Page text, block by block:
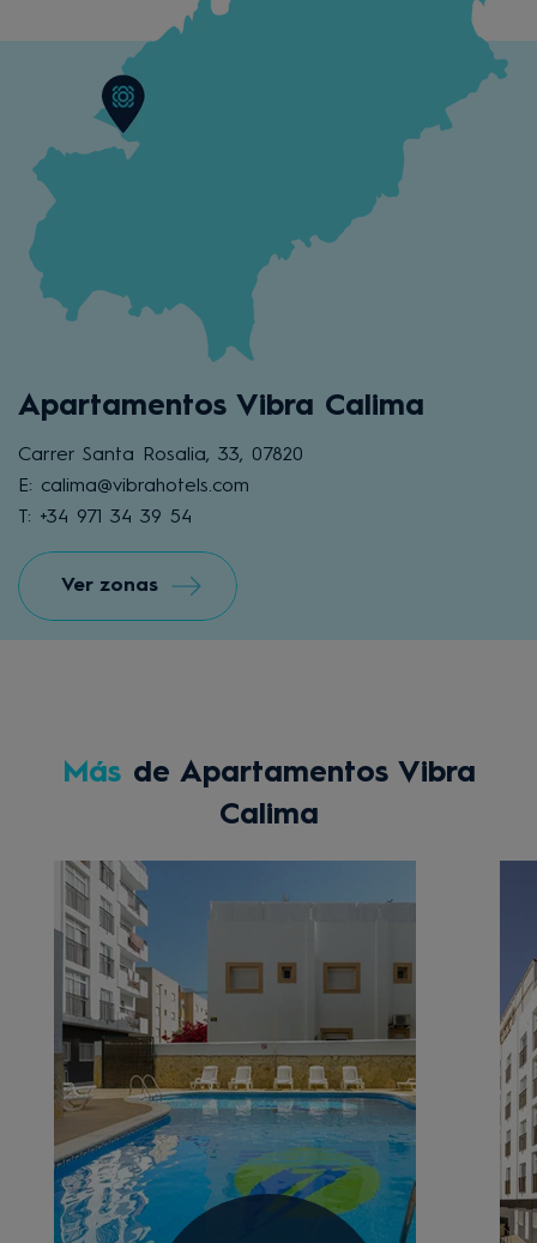
Apartamentos Vibra Calima
Carrer Santa Rosalia, 33, 07820
E: calima@vibrahotels.com
T: +34 971 34 39 54
Ver zonas
Másde Apartamentos Vibra
Calima